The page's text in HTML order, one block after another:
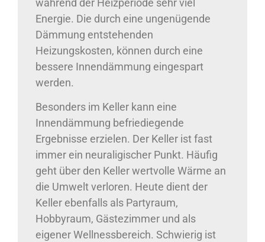
während der Heizperiode sehr viel
Energie. Die durch eine ungenügende
Dämmung entstehenden
Heizungskosten, können durch eine
bessere Innendämmung eingespart
werden.
Besonders im Keller kann eine
Innendämmung befriediegende
Ergebnisse erzielen. Der Keller ist fast
immer ein neuraligischer Punkt. Häufig
geht über den Keller wertvolle Wärme an
die Umwelt verloren. Heute dient der
Keller ebenfalls als Partyraum,
Hobbyraum, Gästezimmer und als
eigener Wellnessbereich. Schwierig ist